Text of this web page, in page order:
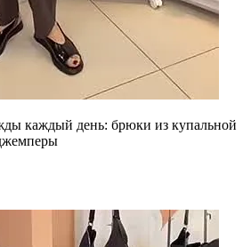
каждый день: брюки из купальной